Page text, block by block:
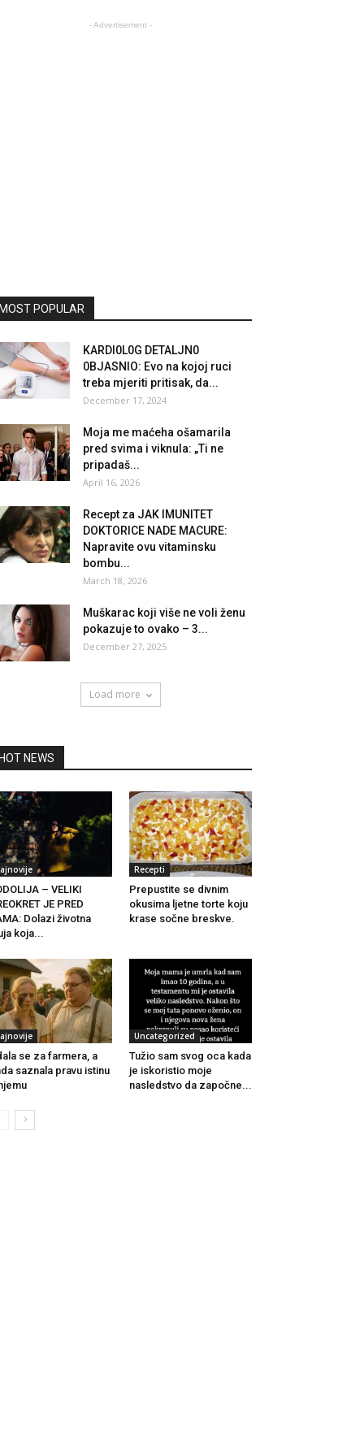
- Advertisement -
POPULAR
KARDI0L0G DETALJN0
0BJASNIO: Evo na kojoj ruci
treba mjeriti pritisak, da...
December 17, 2024
Moja me maćeha ošamarila
pred svima i viknula: „Ti ne
pripadaš...
April 16, 2026
Recept za JAK IMUNITET
DOKTORICE NADE MACURE:
Napravite ovu vitaminsku
bombu...
March 18, 2026
Muškarac koji više ne voli ženu
pokazuje to ovako – 3...
December 27, 2025
Load more
NEWS
– VELIKI
JE PRED
Dolazi životna
koja...
Recepti
Prepustite se divnim
okusima ljetne torte koju
krase sočne breskve.
se za farmera, a
saznala pravu istinu
Uncategorized
Tužio sam svog oca kada
je iskoristio moje
nasledstvo da započne...